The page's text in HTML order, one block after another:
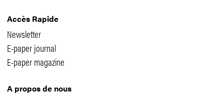
Accès Rapide
Newsletter
E-paper journal
E-paper magazine
A propos de nous